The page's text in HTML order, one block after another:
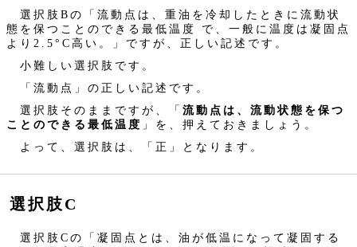
選択肢Bの「流動点は、重油を冷却したときに流動状
態を保つことのできる最低温度 で、一般に温度は凝固点
より2.5°C高い。」ですが、正しい記述です。
小難しい選択肢です。
「流動点」の正しい記述です。
選択肢そのままですが、「 流動点は、流動状態を保つ
ことのできる最低温度 」を、押えておきましょう。
よって、選択肢は、「正」となります。
選択肢C
選択肢Cの「凝固点とは、油が低温になって凝固する